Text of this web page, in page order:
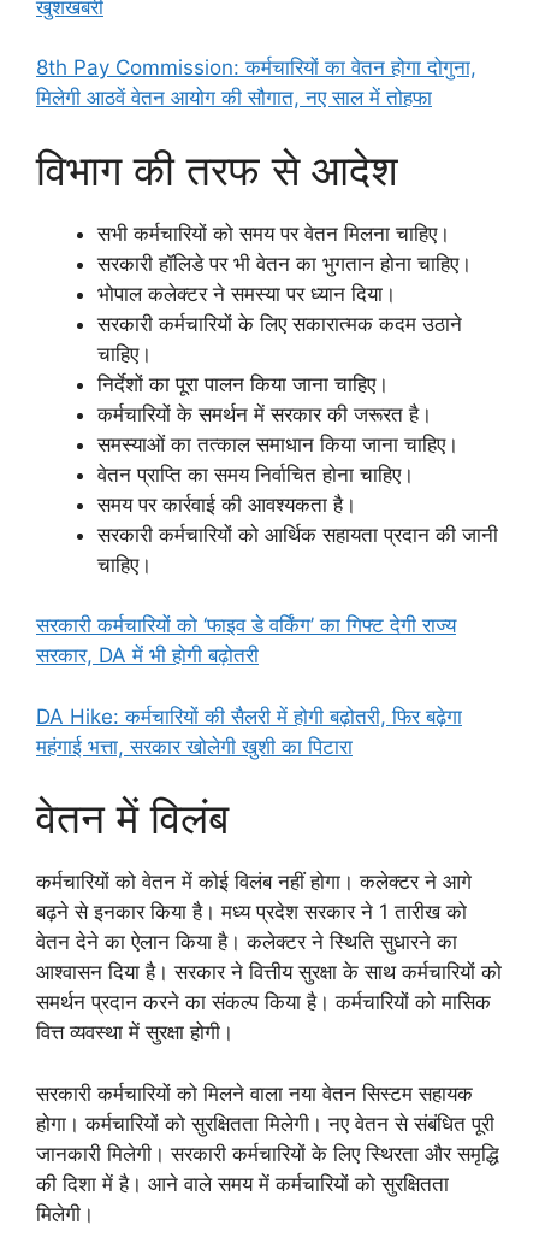
खुशखबरी
8th Pay Commission: कर्मचारियों का वेतन होगा दोगुना,
मिलेगी आठवें वेतन आयोग की सौगात, नए साल में तोहफा
विभाग की तरफ से आदेश
सभी कर्मचारियों को समय पर वेतन मिलना चाहिए।
सरकारी हॉलिडे पर भी वेतन का भुगतान होना चाहिए।
भोपाल कलेक्टर ने समस्या पर ध्यान दिया।
सरकारी कर्मचारियों के लिए सकारात्मक कदम उठाने
चाहिए।
निर्देशों का पूरा पालन किया जाना चाहिए।
कर्मचारियों के समर्थन में सरकार की जरूरत है।
समस्याओं का तत्काल समाधान किया जाना चाहिए।
वेतन प्राप्ति का समय निर्वाचित होना चाहिए।
समय पर कार्रवाई की आवश्यकता है।
सरकारी कर्मचारियों को आर्थिक सहायता प्रदान की जानी
चाहिए।
सरकारी कर्मचारियों को ‘फाइव डे वर्किंग’ का गिफ्ट देगी राज्य
सरकार, DA में भी होगी बढ़ोतरी
DA Hike: कर्मचारियों की सैलरी में होगी बढ़ोतरी, फिर बढ़ेगा
महंगाई भत्ता, सरकार खोलेगी खुशी का पिटारा
वेतन में विलंब
कर्मचारियों को वेतन में कोई विलंब नहीं होगा। कलेक्टर ने आगे
बढ़ने से इनकार किया है। मध्य प्रदेश सरकार ने 1 तारीख को
वेतन देने का ऐलान किया है। कलेक्टर ने स्थिति सुधारने का
आश्वासन दिया है। सरकार ने वित्तीय सुरक्षा के साथ कर्मचारियों को
समर्थन प्रदान करने का संकल्प किया है। कर्मचारियों को मासिक
वित्त व्यवस्था में सुरक्षा होगी।
सरकारी कर्मचारियों को मिलने वाला नया वेतन सिस्टम सहायक
होगा। कर्मचारियों को सुरक्षितता मिलेगी। नए वेतन से संबंधित पूरी
जानकारी मिलेगी। सरकारी कर्मचारियों के लिए स्थिरता और समृद्धि
की दिशा में है। आने वाले समय में कर्मचारियों को सुरक्षितता
मिलेगी।